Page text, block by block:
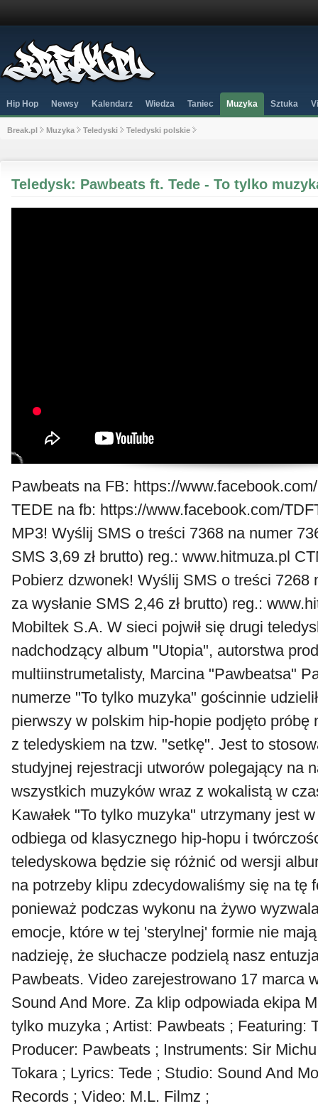
Hip Hop Newsy Kalendarz Wiedza Taniec Muzyka Sztuka
Break.pl Muzyka Teledyski Teledyski polskie
Teledysk: Pawbeats ft. Tede - To tylko
Pawbeats na FB: https://
TEDE na fb: https://www.facebook.com/
MP3! Wyślij SMS o treści 7368 na numer
SMS 3,69 zł brutto) reg.: www.hitmuza.pl
Pobierz dzwonek! Wyślij SMS o treści 7268
za wysłanie SMS 2,46 zł brutto) reg.:
Mobiltek S.A. W sieci pojwił się drugi
nadchodzący album "Utopia", autorstwa
multiinstrumetalisty, Marcina "Pawbeatsa"
numerze "To tylko muzyka" gościnnie
pierwszy w polskim hip-hopie podjęto próbę
z teledyskiem na tzw. "setkę". Jest to
studyjnej rejestracji utworów polegający na
wszystkich muzyków wraz z wokalistą w
Kawałek "To tylko muzyka" utrzymany jest
odbiega od klasycznego hip-hopu i
teledyskowa będzie się różnić od wersji
na potrzeby klipu zdecydowaliśmy się na tę
ponieważ podczas wykonu na żywo
emocje, które w tej 'sterylnej' formie nie
nadzieję, że słuchacze podzielą nasz
Pawbeats. Video zarejestrowano 17 marca
Sound And More. Za klip odpowiada ekipa
tylko muzyka ; Artist: Pawbeats ; Featuring:
Producer: Pawbeats ; Instruments: Sir
Tokara ; Lyrics: Tede ; Studio: Sound And
Records ; Video: M.L. Filmz ;